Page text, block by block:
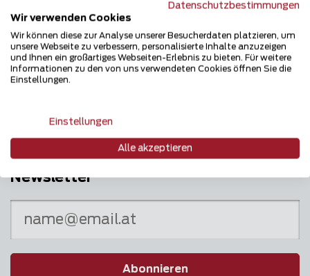
Mehrfach ausgezeichnet und immer am
Newsletter
Abonnieren
Datenschutzbestimmungen
Wir verwenden Cookies
Wir können diese zur Analyse unserer Besucherdaten platzieren, um
unsere Webseite zu verbessern, personalisierte Inhalte anzuzeigen
und Ihnen ein großartiges Webseiten-Erlebnis zu bieten. Für weitere
Informationen zu den von uns verwendeten Cookies öffnen Sie die
Einstellungen.
Einstellungen
Alle akzeptieren